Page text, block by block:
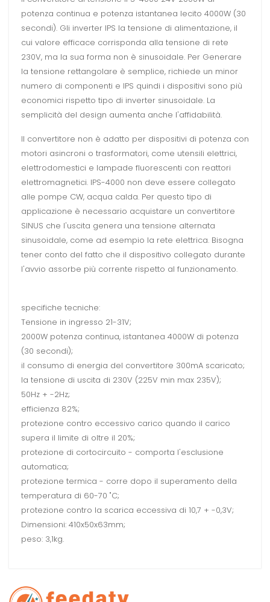
potenza continua e potenza istantanea lecito 4000W (30
secondi). Gli inverter IPS la tensione di alimentazione, il
cui valore efficace corrisponda alla tensione di rete
230V, ma la sua forma non è sinusoidale. Per Generare
la tensione rettangolare è semplice, richiede un minor
numero di componenti e IPS quindi i dispositivi sono più
economici rispetto tipo di inverter sinusoidale. La
semplicità del design aumenta anche l'affidabilità.
Il convertitore non è adatto per dispositivi di potenza con
motori asincroni o trasformatori, come utensili elettrici,
elettrodomestici e lampade fluorescenti con reattori
elettromagnetici. IPS-4000 non deve essere collegato
alle pompe CW, acqua calda. Per questo tipo di
applicazione è necessario acquistare un convertitore
SINUS che l'uscita genera una tensione alternata
sinusoidale, come ad esempio la rete elettrica. Bisogna
tener conto del fatto che il dispositivo collegato durante
l'avvio assorbe più corrente rispetto al funzionamento.
specifiche tecniche:
Tensione in ingresso 21-31V;
2000W potenza continua, istantanea 4000W di potenza
(30 secondi);
il consumo di energia del convertitore 300mA scaricato;
la tensione di uscita di 230V (225V min max 235V);
50Hz + -2Hz;
efficienza 82%;
protezione contro eccessivo carico quando il carico
supera il limite di oltre il 20%;
protezione di cortocircuito - comporta l'esclusione
automatica;
protezione termica - corre dopo il superamento della
temperatura di 60-70 "C;
protezione contro la scarica eccessiva di 10,7 + -0,3V;
Dimensioni: 410x50x63mm;
peso: 3,1kg.